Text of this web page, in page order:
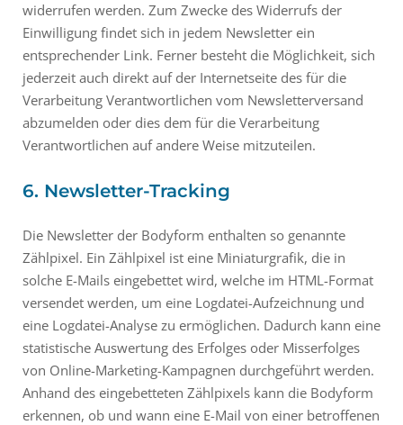
widerrufen werden. Zum Zwecke des Widerrufs der
Einwilligung findet sich in jedem Newsletter ein
entsprechender Link. Ferner besteht die Möglichkeit, sich
jederzeit auch direkt auf der Internetseite des für die
Verarbeitung Verantwortlichen vom Newsletterversand
abzumelden oder dies dem für die Verarbeitung
Verantwortlichen auf andere Weise mitzuteilen.
6. Newsletter-Tracking
Die Newsletter der Bodyform enthalten so genannte
Zählpixel. Ein Zählpixel ist eine Miniaturgrafik, die in
solche E-Mails eingebettet wird, welche im HTML-Format
versendet werden, um eine Logdatei-Aufzeichnung und
eine Logdatei-Analyse zu ermöglichen. Dadurch kann eine
statistische Auswertung des Erfolges oder Misserfolges
von Online-Marketing-Kampagnen durchgeführt werden.
Anhand des eingebetteten Zählpixels kann die Bodyform
erkennen, ob und wann eine E-Mail von einer betroffenen